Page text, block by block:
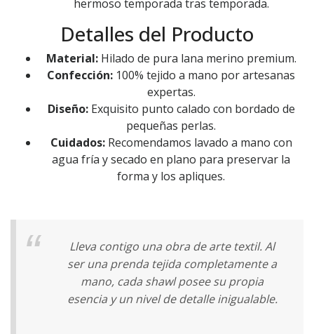
hermoso temporada tras temporada.
Detalles del Producto
Material:Hilado de pura lana merino premium.
Confección: 100% tejido a mano por artesanas
expertas.
Diseño:Exquisito punto calado con bordado de
pequeñas perlas.
Cuidados:Recomendamos lavado a mano con
agua fría y secado en plano para preservar la
forma y los apliques.
Lleva contigo una obra de arte textil. Al
ser una prenda tejida completamente a
mano, cada shawl posee su propia
esencia y un nivel de detalle inigualable.